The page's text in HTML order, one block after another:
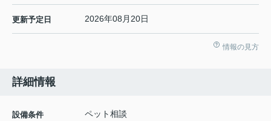
更新予定日 2026年08月20日
情報の見方
詳細情報
設備条件
ペット相談